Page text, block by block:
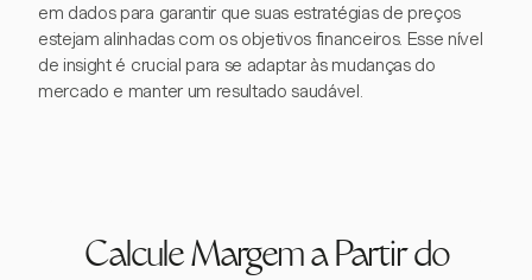
em dados para garantir que suas estratégias de preços
estejam alinhadas com os objetivos financeiros. Esse nível
de insight é crucial para se adaptar às mudanças do
mercado e manter um resultado saudável.
Calcule Margem a Partir do